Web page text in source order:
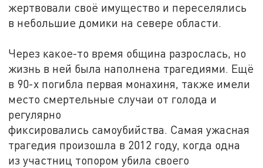
жертвовали своё имущество и переселялись
в небольшие домики на севере области.
Через какое-то время община разрослась, но
жизнь в ней была наполнена трагедиями. Ещё
в 90-х погибла первая монахиня, также имели
место смертельные случаи от голода и
регулярно
фиксировались самоубийства. Самая ужасная
трагедия произошла в 2012 году, когда одна
из участниц топором убила своего